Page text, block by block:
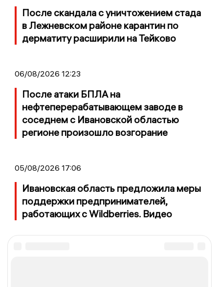
После скандала с уничтожением стада
в Лежневском районе карантин по
дерматиту расширили на Тейково
06/08/2026 12:23
После атаки БПЛА на
нефтеперерабатывающем заводе в
соседнем с Ивановской областью
регионе произошло возгорание
05/08/2026 17:06
Ивановская область предложила меры
поддержки предпринимателей,
работающих с Wildberries. Видео